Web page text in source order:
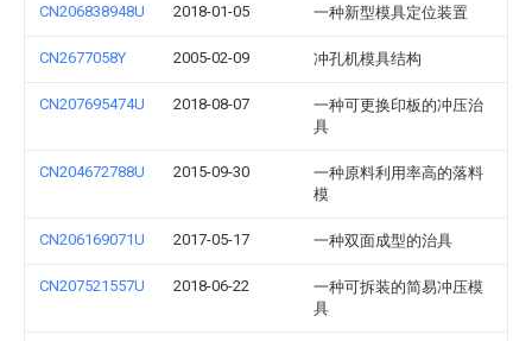
CN206838948U 2018-01-05 一种新型模具定位装置
CN2677058Y 2005-02-09 冲孔机模具结构
CN207695474U 2018-08-07
一种可更换印板的冲压治
具
CN204672788U 2015-09-30
一种原料利用率高的落料
模
CN206169071U 2017-05-17 一种双面成型的治具
CN207521557U 2018-06-22
一种可拆装的简易冲压模
具